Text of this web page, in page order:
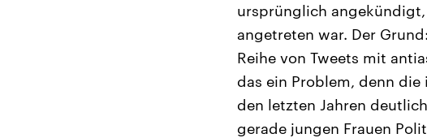
ursprünglich
angetreten war. Der
Reihe von Tweets mit
das ein Problem, denn
den letzten Jahren
gerade jungen Frauen